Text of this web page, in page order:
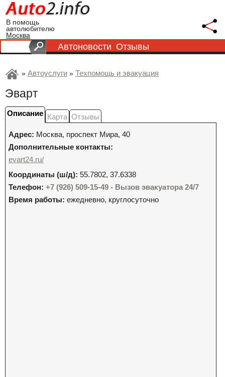
В помощь
автолюбителю
Москва
Автоновости Отзывы
» Автоуслуги » Техпомощь и эвакуация
Эварт
Описание Карта Отзывы
Адрес: Москва, проспект Мира, 40
Дополнительные контакты:
evart24.ru/
Координаты (ш/д): 55.7802, 37.6338
Телефон: +7 (926) 509-15-49 - Вызов эвакуатора 24/7
Время работы: ежедневно, круглосуточно